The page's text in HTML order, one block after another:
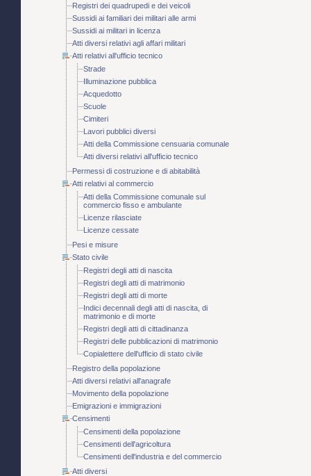
Registri dei quadrupedi e dei veicoli
Sussidi ai familiari dei militari alle armi
Sussidi ai militari in licenza
Atti diversi relativi agli affari militari
Atti relativi all'ufficio tecnico
Strade
Illuminazione pubblica
Acquedotto
Scuole
Cimiteri
Lavori pubblici diversi
Atti della Commissione censuaria comunale
Atti diversi relativi all'ufficio tecnico
Permessi di costruzione e di abitabilità
Atti relativi al commercio
Atti della Commissione comunale sul
commercio fisso e ambulante
Licenze rilasciate
Licenze cessate
Pesi e misure
Stato civile
Registri degli atti di nascita
Registri degli atti di matrimonio
Registri degli atti di morte
Indici decennali degli atti di nascita, di
matrimonio e di morte
Registri degli atti di cittadinanza
Registri delle pubblicazioni di matrimonio
Copialettere dell'ufficio di stato civile
Registro della popolazione
Atti diversi relativi all'anagrafe
Movimento della popolazione
Emigrazioni e immigrazioni
Censimenti
Censimenti della popolazione
Censimenti dell'agricoltura
Censimenti dell'industria e del commercio
Atti diversi